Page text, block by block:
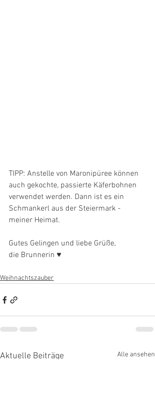
TIPP: Anstelle von Maronipüree können
auch gekochte, passierte Käferbohnen
verwendet werden. Dann ist es ein
Schmankerl aus der Steiermark -
meiner Heimat.
Gutes Gelingen und liebe Grüße,
die Brunnerin ♥
Weihnachtszauber
Aktuelle Beiträge Alle ansehen